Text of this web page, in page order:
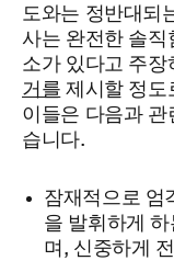
도와는 정반대되
사는 완전한 솔
소가 있다고 주장
거를 제시할 정도
이들은 다음과 관
습니다.
잠재적으로 엄
을 발휘하게
며, 신중하게